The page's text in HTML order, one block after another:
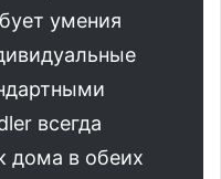
умения
всегда
дома в обеих